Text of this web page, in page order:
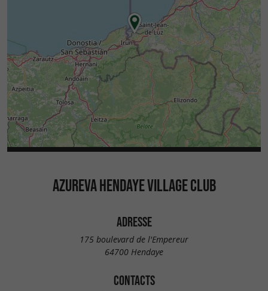
AZUREVA HENDAYE VILLAGE CLUB
ADRESSE
175 boulevard de l'Empereur
64700 Hendaye
CONTACTS